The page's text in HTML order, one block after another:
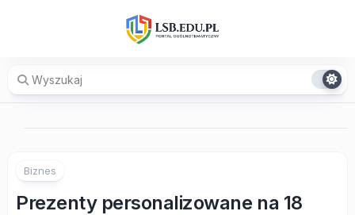
Biznes
Prezenty personalizowane na 18